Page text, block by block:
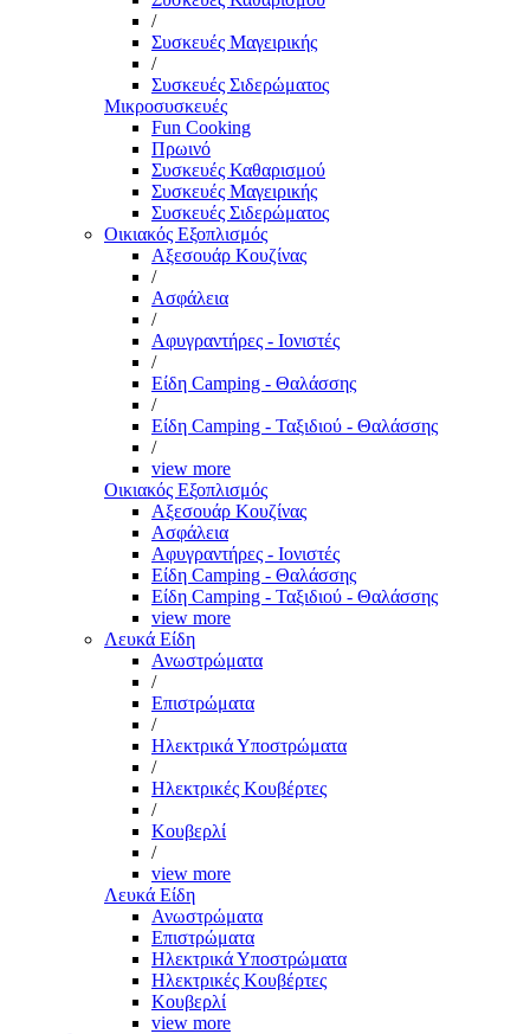
/
Συσκευές Μαγειρικής
/
Συσκευές Σιδερώματος
Μικροσυσκευές
Fun Cooking
Πρωινό
Συσκευές Καθαρισμού
Συσκευές Μαγειρικής
Συσκευές Σιδερώματος
Οικιακός Εξοπλισμός
Αξεσουάρ Κουζίνας
/
Ασφάλεια
/
Αφυγραντήρες - Ιονιστές
/
Είδη Camping - Θαλάσσης
/
Είδη Camping - Ταξιδιού - Θαλάσσης
/
view more
Οικιακός Εξοπλισμός
Αξεσουάρ Κουζίνας
Ασφάλεια
Αφυγραντήρες - Ιονιστές
Είδη Camping - Θαλάσσης
Είδη Camping - Ταξιδιού - Θαλάσσης
view more
Λευκά Είδη
Ανωστρώματα
/
Επιστρώματα
/
Ηλεκτρικά Υποστρώματα
/
Ηλεκτρικές Κουβέρτες
/
Κουβερλί
/
view more
Λευκά Είδη
Ανωστρώματα
Επιστρώματα
Ηλεκτρικά Υποστρώματα
Ηλεκτρικές Κουβέρτες
Κουβερλί
view more